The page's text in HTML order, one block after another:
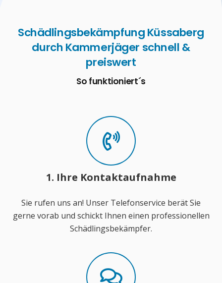
Schädlingsbekämpfung Küssaberg
durch Kammerjäger schnell &
preiswert
So funktioniert´s
1. Ihre Kontaktaufnahme
Sie rufen uns an! Unser Telefonservice berät Sie
gerne vorab und schickt Ihnen einen professionellen
Schädlingsbekämpfer.